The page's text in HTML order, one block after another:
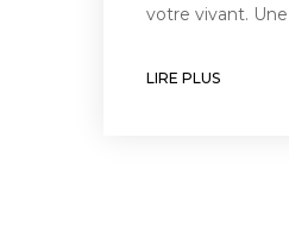
votre vivant.
LIRE PLUS